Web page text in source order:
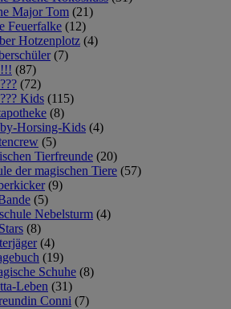
Major Tom (21)
Feuerfalke (12)
Hotzenplotz (4)
(7)
(87)
(72)
Kids (115)
(8)
Horsing-Kids (4)
(5)
Tierfreunde (20)
der magischen Tiere (57)
(9)
(5)
Nebelsturm (4)
(8)
(4)
(19)
Schuhe (8)
Leben (31)
Conni (7)